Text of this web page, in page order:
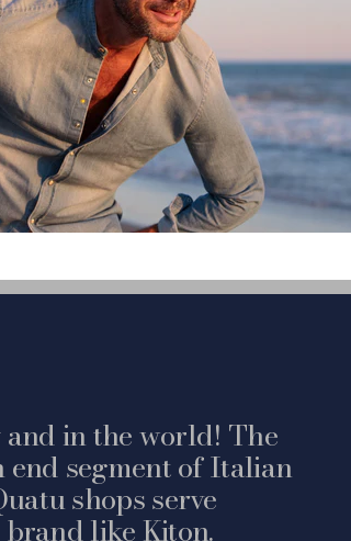
in the world! The
end segment of Italian
shops serve
like Kiton.